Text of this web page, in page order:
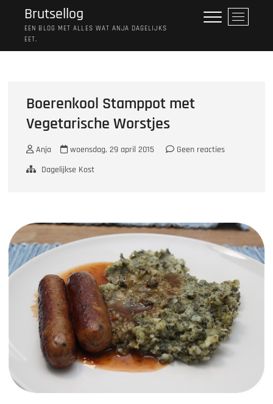
Brutsellog
EEN BLOG MET ALLES WAT ANJA DAGELIJKS
EET.
M
e
Boerenkool Stamppot met
Vegetarische Worstjes
Anja woensdag, 29 april 2015
Geen reacties
Dagelijkse Kost